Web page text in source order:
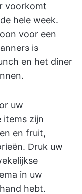
voorkomt
hele week.
voor een
is
en het diner
uw
items zijn
en fruit,
Druk uw
in uw
hebt.